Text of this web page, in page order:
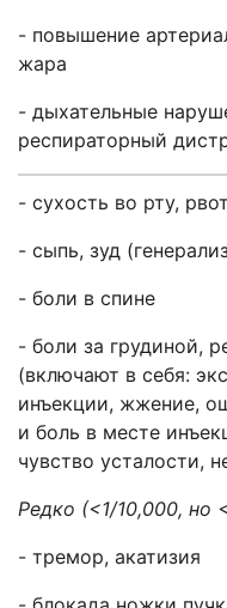
- повышение
жара
- дыхательные
респираторный
- сухость во рту,
- сыпь, зуд
- боли в спине
- боли за грудиной,
(включают в себя:
инъекции, жжение,
и боль в месте
чувство усталости,
Редко (<1/10,000, но
- тремор, акатизия